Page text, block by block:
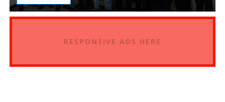
RESPONSIVE ADS HERE